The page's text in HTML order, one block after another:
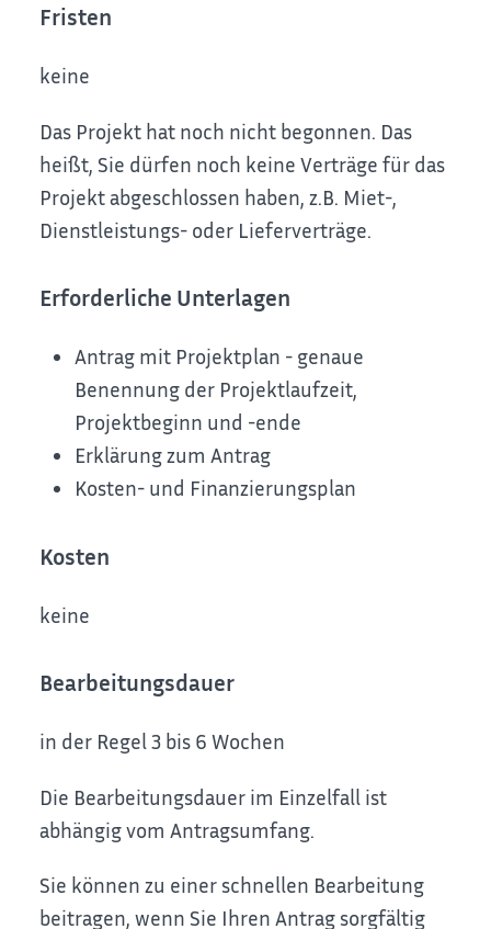
Fristen
keine
Das Projekt hat noch nicht begonnen. Das
heißt, Sie dürfen noch keine Verträge für das
Projekt abgeschlossen haben, z.B. Miet-,
Dienstleistungs- oder Lieferverträge.
Erforderliche Unterlagen
Antrag mit Projektplan - genaue
Benennung der Projektlaufzeit,
Projektbeginn und -ende
Erklärung zum Antrag
Kosten- und Finanzierungsplan
Kosten
keine
Bearbeitungsdauer
in der Regel 3 bis 6 Wochen
Die Bearbeitungsdauer im Einzelfall ist
abhängig vom Antragsumfang.
Sie können zu einer schnellen Bearbeitung
beitragen, wenn Sie Ihren Antrag sorgfältig